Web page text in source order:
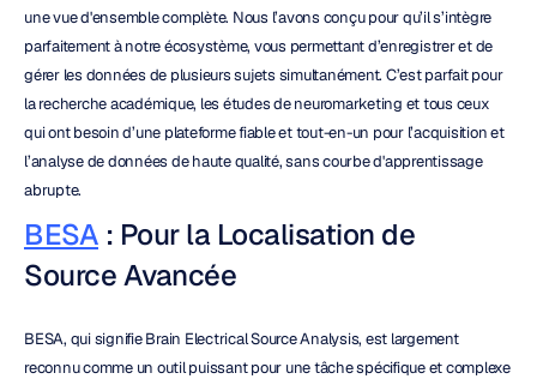
une vue d'ensemble complète. Nous l’avons conçu pour qu’il s’intègre
parfaitement à notre écosystème, vous permettant d’enregistrer et de
gérer les données de plusieurs sujets simultanément. C’est parfait pour
la recherche académique, les études de neuromarketing et tous ceux
qui ont besoin d’une plateforme fiable et tout-en-un pour l’acquisition et
l’analyse de données de haute qualité, sans courbe d'apprentissage
abrupte.
BESA : Pour la Localisation de
Source Avancée
BESA, qui signifie Brain Electrical Source Analysis, est largement
reconnu comme un outil puissant pour une tâche spécifique et complexe